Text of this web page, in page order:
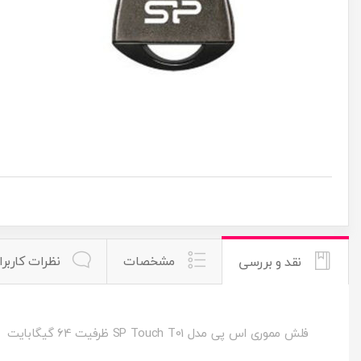
نقد و بررسی مشخصات نظرات
فلش مموری اس پی مدل SP Touch T01 ظرفیت 64 گیگابایت